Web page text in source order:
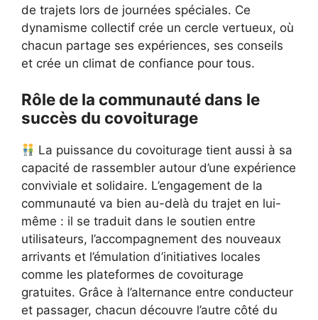
de trajets lors de journées spéciales. Ce
dynamisme collectif crée un cercle vertueux, où
chacun partage ses expériences, ses conseils
et crée un climat de confiance pour tous.
Rôle de la communauté dans le
succès du covoiturage
La puissance du covoiturage tient aussi à sa
capacité de rassembler autour d’une expérience
conviviale et solidaire. L’engagement de la
communauté va bien au-delà du trajet en lui-
même : il se traduit dans le soutien entre
utilisateurs, l’accompagnement des nouveaux
arrivants et l’émulation d’initiatives locales
comme les plateformes de covoiturage
gratuites. Grâce à l’alternance entre conducteur
et passager, chacun découvre l’autre côté du